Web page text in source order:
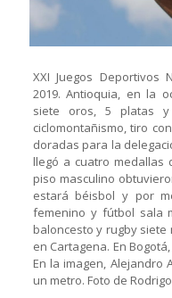
XXI Juegos Deportivos
2019. Antioquia, en la
siete oros, 5 platas y
ciclomontañismo, tiro
doradas para la
llegó a cuatro medallas
piso masculino
estará béisbol y por
femenino y fútbol sala
baloncesto y rugby siete
en Cartagena. En
En la imagen, Alejandro
un metro. Foto de